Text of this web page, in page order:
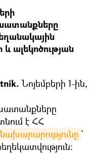
ալեկոծության
Նոյեմբերի 1-ին,
է ՀՀ
`